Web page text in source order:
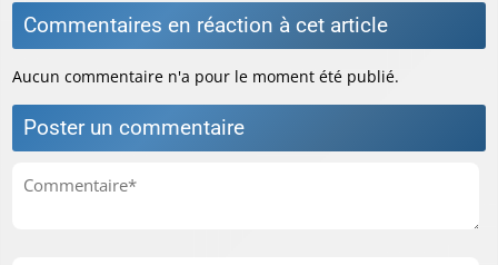
Commentaires en réaction à cet article
Aucun commentaire n'a pour le moment été publié.
Poster un commentaire